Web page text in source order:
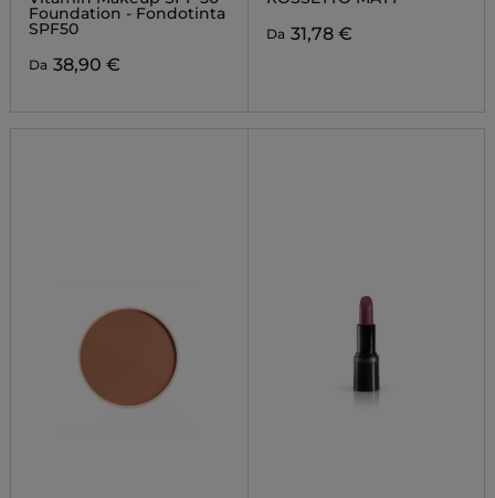
Foundation - Fondotinta
SPF50
Da 38,90 €
Da 31,78 €